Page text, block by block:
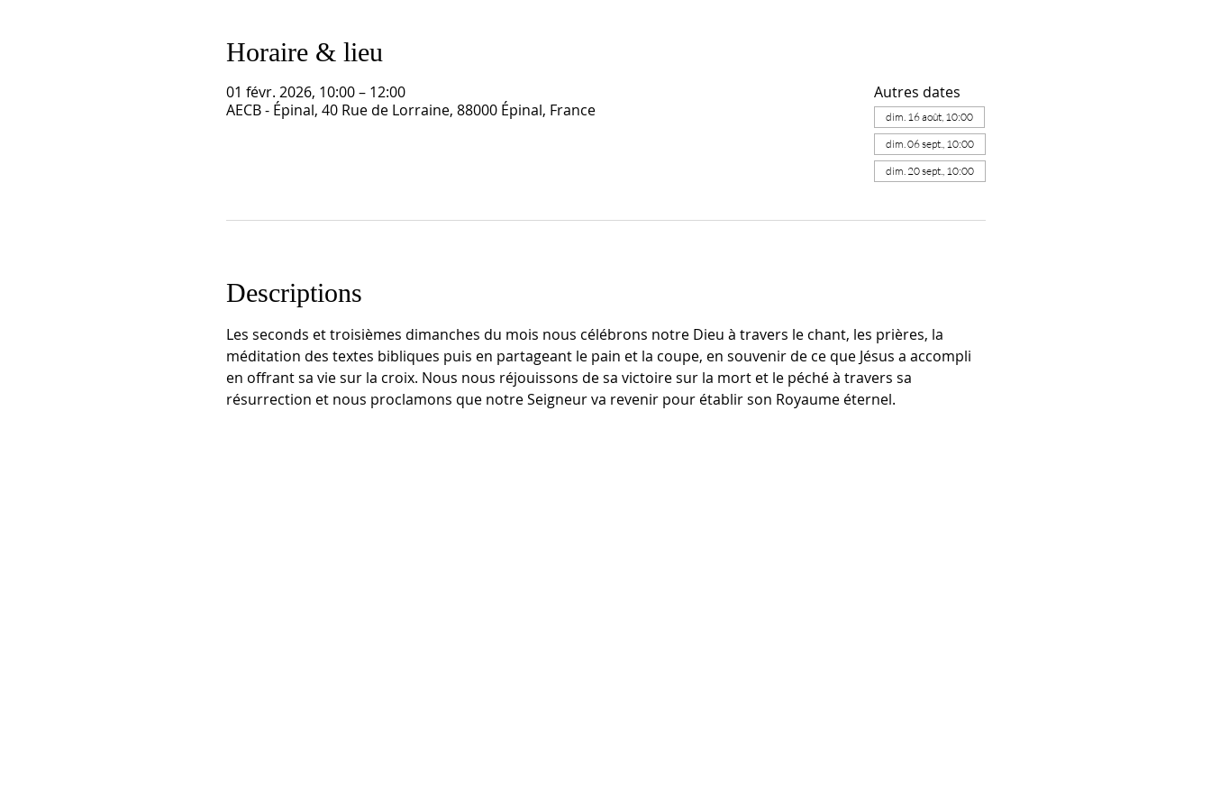
Horaire & lieu
01 févr. 2026, 10:00 – 12:00
AECB - Épinal, 40 Rue de Lorraine, 88000 Épinal, France
Autres dates
dim. 16 août, 10:00
dim. 06 sept., 10:00
dim. 20 sept., 10:00
Descriptions
Les seconds et troisièmes dimanches du mois nous célébrons notre Dieu à travers le chant, les prières, la
méditation des textes bibliques puis en partageant le pain et la coupe, en souvenir de ce que Jésus a accompli
en offrant sa vie sur la croix. Nous nous réjouissons de sa victoire sur la mort et le péché à travers sa
résurrection et nous proclamons que notre Seigneur va revenir pour établir son Royaume éternel.